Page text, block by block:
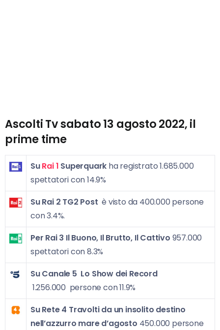
Ascolti Tv sabato 13 agosto 2022, il
prime time
SuRai 1 Superquark ha registrato 1.685.000
spettatori con 14.9%
Su Rai 2 TG2 Post è visto da 400.000 persone
con 3.4%.
Per Rai 3 Il Buono, Il Brutto, Il Cattivo 957.000
spettatori con 8.3%
Su Canale 5 Lo Show dei Record
1.256.000 persone con 11.9%
Su Rete 4 Travolti da un insolito destino
nell’azzurro mare d’agosto 450.000 persone